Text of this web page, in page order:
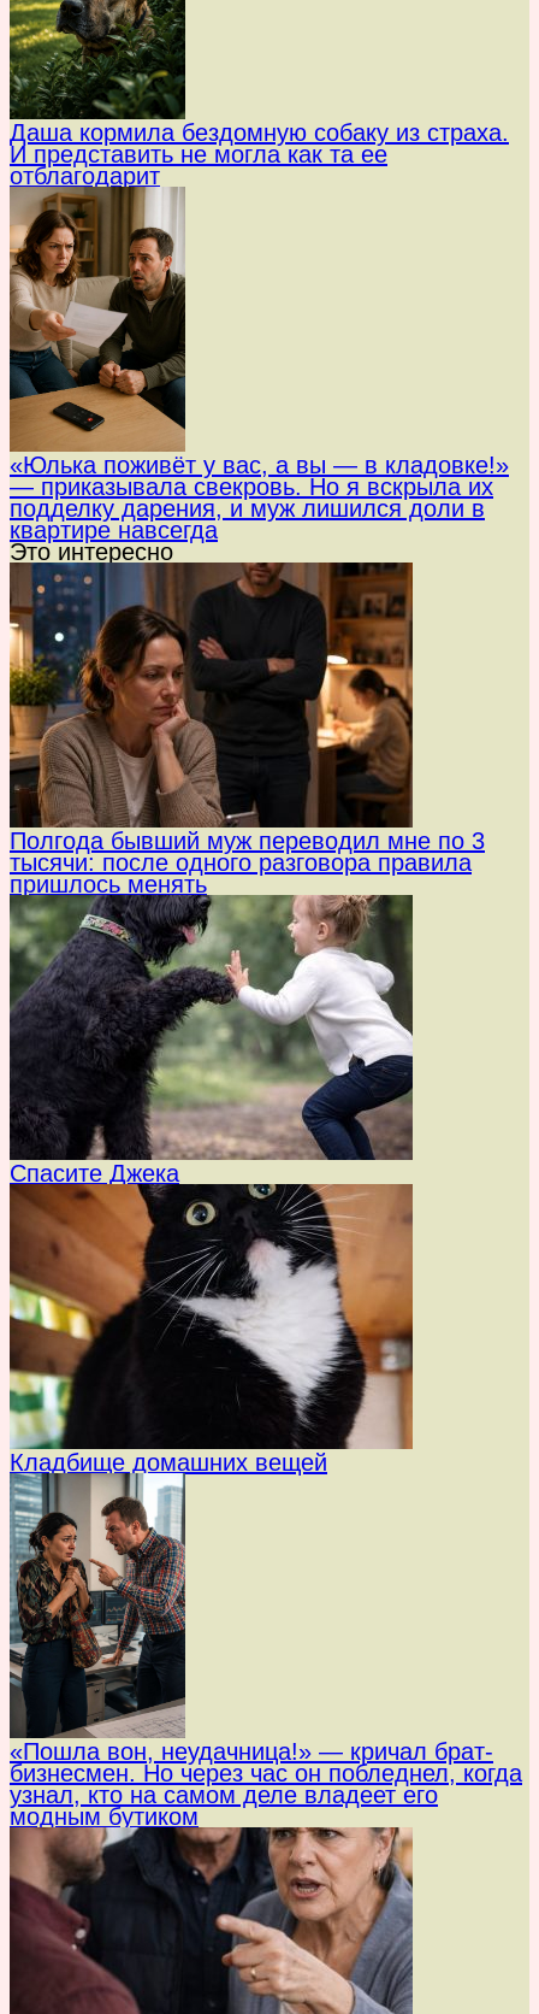
Даша кормила бездомную собаку из страха.
И представить не могла как та ее
отблагодарит
«Юлька поживёт у вас, а вы — в кладовке!»
— приказывала свекровь. Но я вскрыла их
подделку дарения, и муж лишился доли в
квартире навсегда
Это интересно
Полгода бывший муж переводил мне по 3
тысячи: после одного разговора правила
пришлось менять
Спасите Джека
Кладбище домашних вещей
«Пошла вон, неудачница!» — кричал брат-
бизнесмен. Но через час он побледнел, когда
узнал, кто на самом деле владеет его
модным бутиком